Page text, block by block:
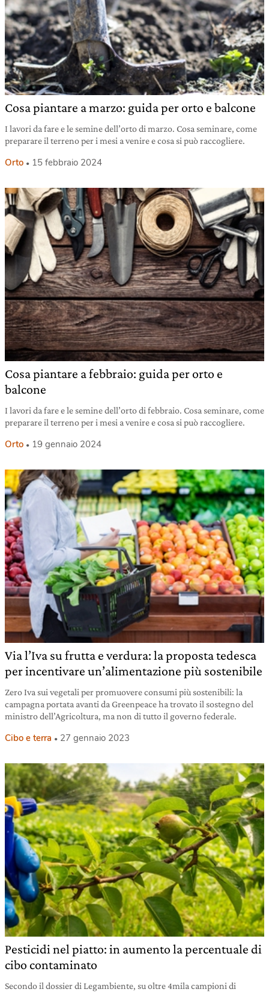
Cosa piantare a marzo: guida per orto e balcone
I lavori da fare e le semine dell’orto di marzo. Cosa seminare, come
preparare il terreno per i mesi a venire e cosa si può raccogliere.
Orto 15 febbraio 2024
Cosa piantare a febbraio: guida per orto e
balcone
I lavori da fare e le semine dell’orto di febbraio. Cosa seminare, come
preparare il terreno per i mesi a venire e cosa si può raccogliere.
Orto 19 gennaio 2024
Via l’Iva su frutta e verdura: la proposta tedesca
per incentivare un’alimentazione più sostenibile
Zero Iva sui vegetali per promuovere consumi più sostenibili: la
campagna portata avanti da Greenpeace ha trovato il sostegno del
ministro dell’Agricoltura, ma non di tutto il governo federale.
Cibo e terra 27 gennaio 2023
Pesticidi nel piatto: in aumento la percentuale di
cibo contaminato
Secondo il dossier di Legambiente, su oltre 4mila campioni di